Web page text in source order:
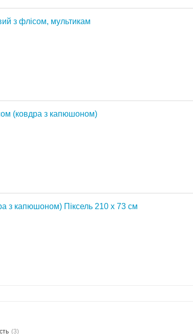
з флісом, мультикам
(ковдра з капюшоном)
з капюшоном) Піксель 210 х 73 см
(3)